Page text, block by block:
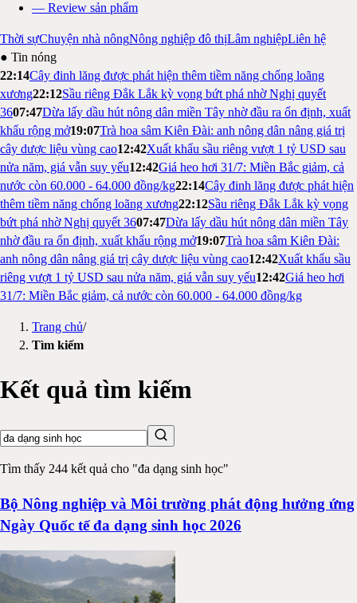
— Review sản phẩm
Thời sựChuyện nhà nôngNông nghiệp đô thịLâm nghiệpLiên hệ
● Tin nóng
22:14Cây đinh lăng được phát hiện thêm tiềm năng chống loãng
xương22:12Sầu riêng Đắk Lắk kỳ vọng bứt phá nhờ Nghị quyết
3607:47Dừa lấy dầu hút nông dân miền Tây nhờ đầu ra ổn định, xuất
khẩu rộng mở19:07Trà hoa sâm Kiên Đài: anh nông dân nâng giá trị
cây dược liệu vùng cao12:42Xuất khẩu sầu riêng vượt 1 tỷ USD sau
nửa năm, giá vẫn suy yếu12:42Giá heo hơi 31/7: Miền Bắc giảm, cả
nước còn 60.000 - 64.000 đồng/kg22:14Cây đinh lăng được phát hiện
thêm tiềm năng chống loãng xương22:12Sầu riêng Đắk Lắk kỳ vọng
bứt phá nhờ Nghị quyết 3607:47Dừa lấy dầu hút nông dân miền Tây
nhờ đầu ra ổn định, xuất khẩu rộng mở19:07Trà hoa sâm Kiên Đài:
anh nông dân nâng giá trị cây dược liệu vùng cao12:42Xuất khẩu sầu
riêng vượt 1 tỷ USD sau nửa năm, giá vẫn suy yếu12:42Giá heo hơi
31/7: Miền Bắc giảm, cả nước còn 60.000 - 64.000 đồng/kg
Trang chủ/
Tìm kiếm
Kết quả tìm kiếm
Tìm thấy 244 kết quả cho "đa dạng sinh học"
Bộ Nông nghiệp và Môi trường phát động hưởng ứng
Ngày Quốc tế đa dạng sinh học 2026